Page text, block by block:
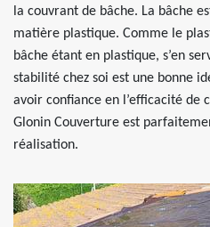
la couvrant de bâche. La bâche
matière plastique. Comme le
bâche étant en plastique, s’en
stabilité chez soi est une bonne
avoir confiance en l’efficacité de
Glonin Couverture est
réalisation.